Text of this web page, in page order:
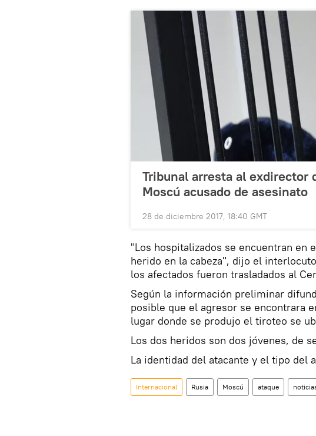
Tribunal arresta al exdirector
Moscú acusado de asesinato
28 de diciembre 2017, 18:40 GMT
"Los hospitalizados se encuentran en
herido en la cabeza", dijo el
los afectados fueron trasladados al
Según la información preliminar
posible que el agresor se encontrara
lugar donde se produjo el tiroteo se
Los dos heridos son dos jóvenes, de
La identidad del atacante y el tipo del
Internacional Rusia Moscú ataque